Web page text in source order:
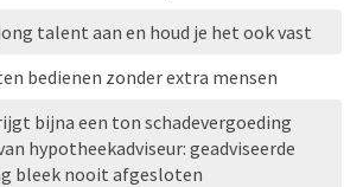
talent aan en houd je het ook vast
bedienen zonder extra mensen
bijna een ton schadevergoeding
hypotheekadviseur: geadviseerde
bleek nooit afgesloten